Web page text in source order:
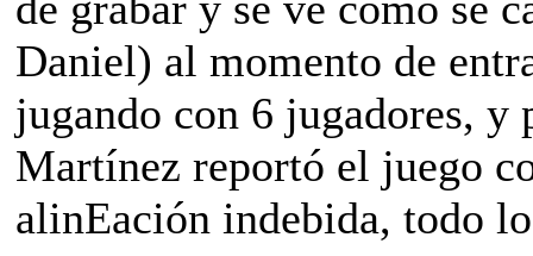
Daniel) al momento de
jugando con 6 jugadores,
Martínez reportó el juego
alinEación indebida, todo